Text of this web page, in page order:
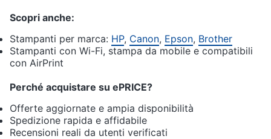
Scopri anche:
Stampanti per marca: HP, Canon, Epson, Brother
Stampanti con Wi-Fi, stampa da mobile e compatibili
con AirPrint
Perché acquistare su ePRICE?
Offerte aggiornate e ampia disponibilità
Spedizione rapida e affidabile
Recensioni reali da utenti verificati